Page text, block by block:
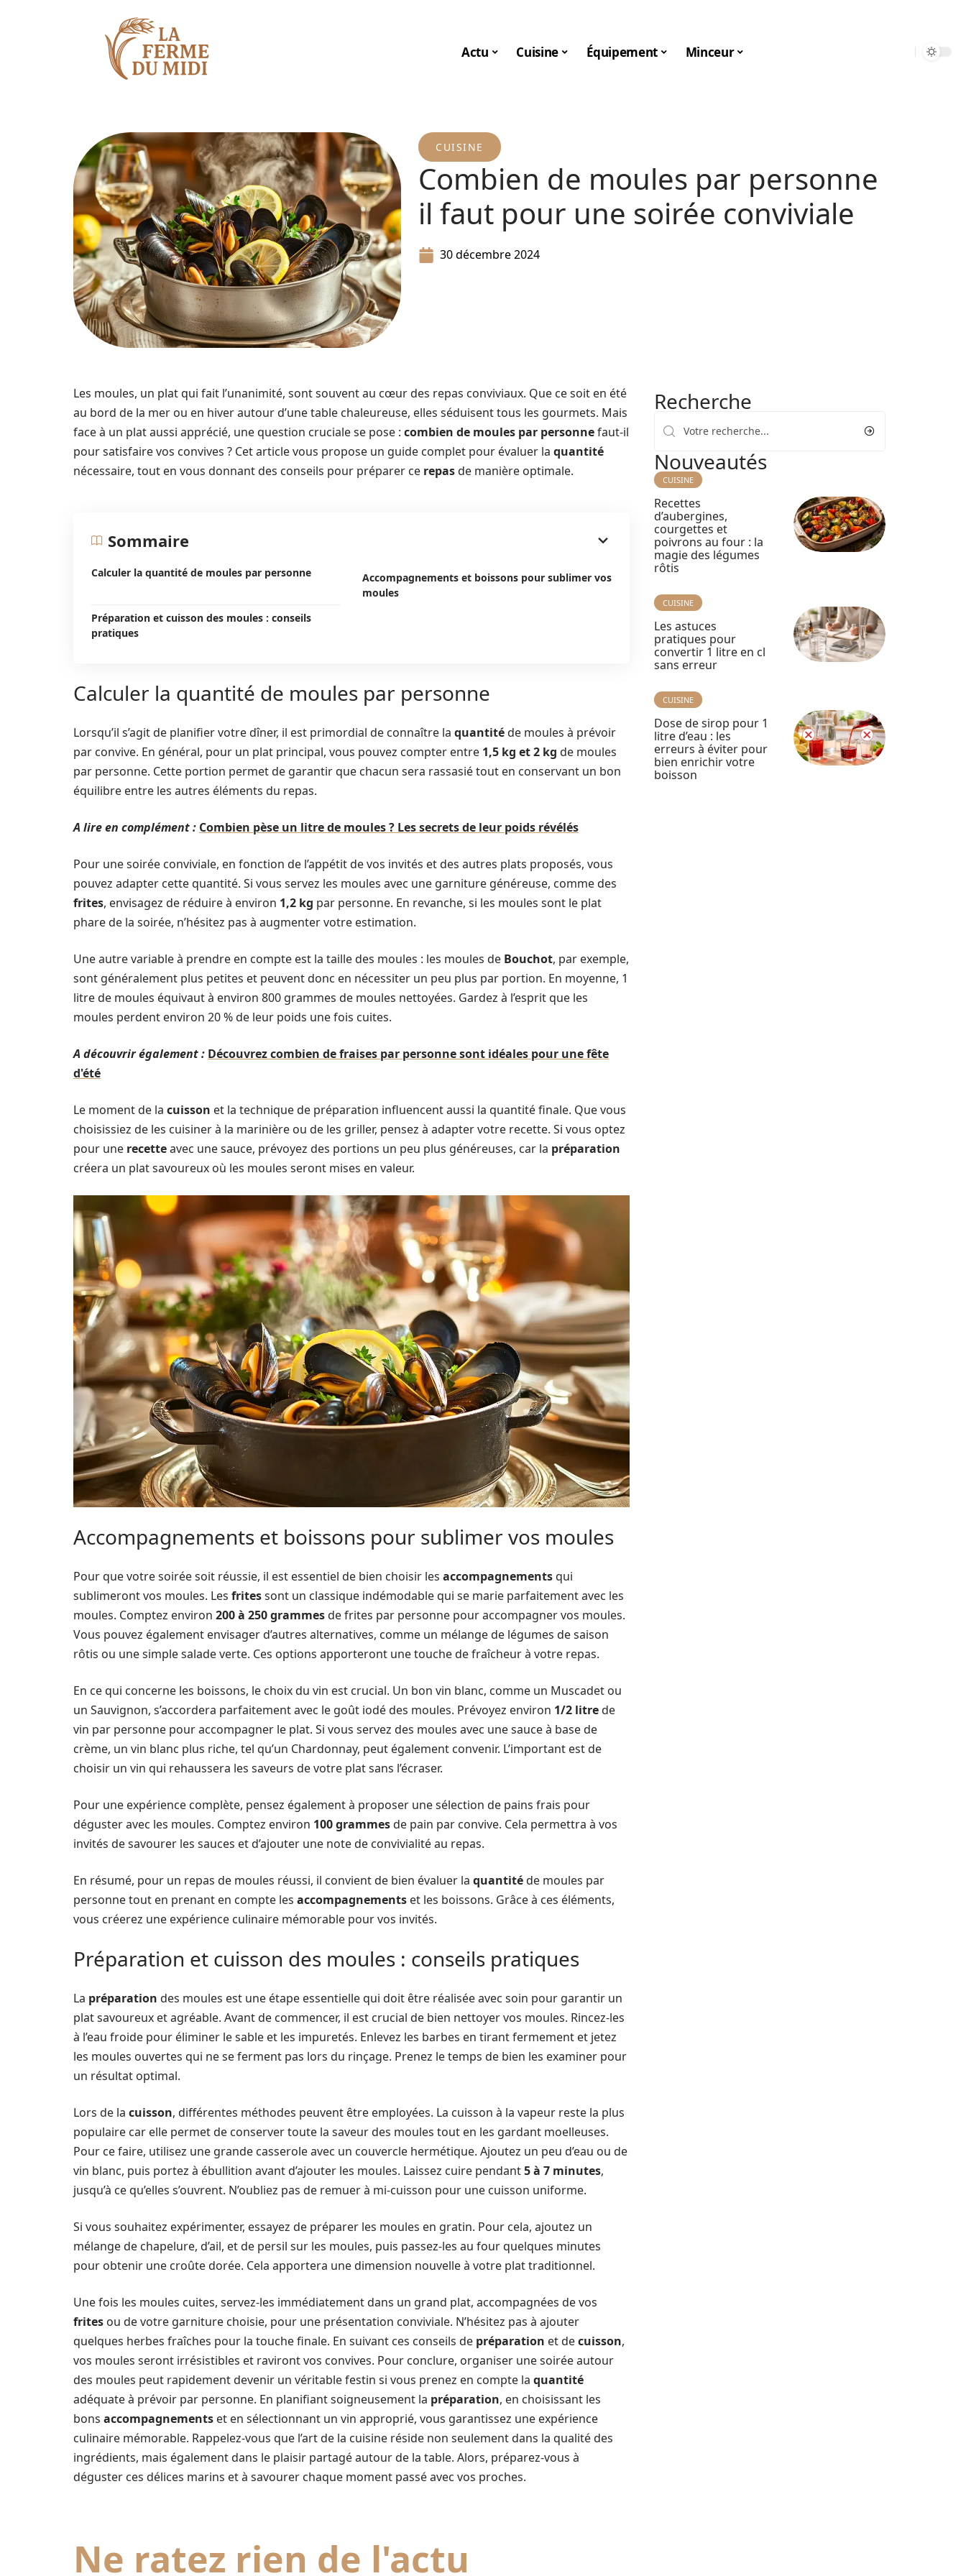
Actu Cuisine Équipement Minceur
CUISINE
Combien de moules par personne
il faut pour une soirée conviviale
30 décembre 2024
Les moules, un plat qui fait l’unanimité, sont souvent au cœur des repas conviviaux. Que ce soit en été
au bord de la mer ou en hiver autour d’une table chaleureuse, elles séduisent tous les gourmets. Mais
face à un plat aussi apprécié, une question cruciale se pose : combien de moules par personnefaut-il
pour satisfaire vos convives ? Cet article vous propose un guide complet pour évaluer la quantité
nécessaire, tout en vous donnant des conseils pour préparer ce repasde manière optimale.
Sommaire
Calculer la quantité de moules par personne
Accompagnements et boissons pour sublimer vos
moules
Préparation et cuisson des moules : conseils
pratiques
Calculer la quantité de moules par personne
Lorsqu’il s’agit de planifier votre dîner, il est primordial de connaître la quantitéde moules à prévoir
par convive. En général, pour un plat principal, vous pouvez compter entre 1,5 kg et 2 kg de moules
par personne. Cette portion permet de garantir que chacun sera rassasié tout en conservant un bon
équilibre entre les autres éléments du repas.
A lire en complément : Combien pèse un litre de moules ? Les secrets de leur poids révélés
Pour une soirée conviviale, en fonction de l’appétit de vos invités et des autres plats proposés, vous
pouvez adapter cette quantité. Si vous servez les moules avec une garniture généreuse, comme des
frites, envisagez de réduire à environ 1,2 kg par personne. En revanche, si les moules sont le plat
phare de la soirée, n’hésitez pas à augmenter votre estimation.
Une autre variable à prendre en compte est la taille des moules : les moules de Bouchot, par exemple,
sont généralement plus petites et peuvent donc en nécessiter un peu plus par portion. En moyenne, 1
litre de moules équivaut à environ 800 grammes de moules nettoyées. Gardez à l’esprit que les
moules perdent environ 20 % de leur poids une fois cuites.
A découvrir également : Découvrez combien de fraises par personne sont idéales pour une fête
d'été
Le moment de la cuisson et la technique de préparation influencent aussi la quantité finale. Que vous
choisissiez de les cuisiner à la marinière ou de les griller, pensez à adapter votre recette. Si vous optez
pour une recetteavec une sauce, prévoyez des portions un peu plus généreuses, car la préparation
créera un plat savoureux où les moules seront mises en valeur.
Accompagnements et boissons pour sublimer vos moules
Pour que votre soirée soit réussie, il est essentiel de bien choisir les accompagnementsqui
sublimeront vos moules. Les fritessont un classique indémodable qui se marie parfaitement avec les
moules. Comptez environ 200 à 250 grammesde frites par personne pour accompagner vos moules.
Vous pouvez également envisager d’autres alternatives, comme un mélange de légumes de saison
rôtis ou une simple salade verte. Ces options apporteront une touche de fraîcheur à votre repas.
En ce qui concerne les boissons, le choix du vin est crucial. Un bon vin blanc, comme un Muscadet ou
un Sauvignon, s’accordera parfaitement avec le goût iodé des moules. Prévoyez environ 1/2 litrede
vin par personne pour accompagner le plat. Si vous servez des moules avec une sauce à base de
crème, un vin blanc plus riche, tel qu’un Chardonnay, peut également convenir. L’important est de
choisir un vin qui rehaussera les saveurs de votre plat sans l’écraser.
Pour une expérience complète, pensez également à proposer une sélection de pains frais pour
déguster avec les moules. Comptez environ 100 grammesde pain par convive. Cela permettra à vos
invités de savourer les sauces et d’ajouter une note de convivialité au repas.
En résumé, pour un repas de moules réussi, il convient de bien évaluer la quantitéde moules par
personne tout en prenant en compte les accompagnements et les boissons. Grâce à ces éléments,
vous créerez une expérience culinaire mémorable pour vos invités.
Préparation et cuisson des moules : conseils pratiques
La préparation des moules est une étape essentielle qui doit être réalisée avec soin pour garantir un
plat savoureux et agréable. Avant de commencer, il est crucial de bien nettoyer vos moules. Rincez-les
à l’eau froide pour éliminer le sable et les impuretés. Enlevez les barbes en tirant fermement et jetez
les moules ouvertes qui ne se ferment pas lors du rinçage. Prenez le temps de bien les examiner pour
un résultat optimal.
Lors de la cuisson, différentes méthodes peuvent être employées. La cuisson à la vapeur reste la plus
populaire car elle permet de conserver toute la saveur des moules tout en les gardant moelleuses.
Pour ce faire, utilisez une grande casserole avec un couvercle hermétique. Ajoutez un peu d’eau ou de
vin blanc, puis portez à ébullition avant d’ajouter les moules. Laissez cuire pendant5 à 7 minutes,
jusqu’à ce qu’elles s’ouvrent. N’oubliez pas de remuer à mi-cuisson pour une cuisson uniforme.
Si vous souhaitez expérimenter, essayez de préparer les moules en gratin. Pour cela, ajoutez un
mélange de chapelure, d’ail, et de persil sur les moules, puis passez-les au four quelques minutes
pour obtenir une croûte dorée. Cela apportera une dimension nouvelle à votre plat traditionnel.
Une fois les moules cuites, servez-les immédiatement dans un grand plat, accompagnées de vos
frites ou de votre garniture choisie, pour une présentation conviviale. N’hésitez pas à ajouter
quelques herbes fraîches pour la touche finale. En suivant ces conseils de préparation et decuisson,
vos moules seront irrésistibles et raviront vos convives. Pour conclure, organiser une soirée autour
des moules peut rapidement devenir un véritable festin si vous prenez en compte la quantité
adéquate à prévoir par personne. En planifiant soigneusement la préparation, en choisissant les
bons accompagnements et en sélectionnant un vin approprié, vous garantissez une expérience
culinaire mémorable. Rappelez-vous que l’art de la cuisine réside non seulement dans la qualité des
ingrédients, mais également dans le plaisir partagé autour de la table. Alors, préparez-vous à
déguster ces délices marins et à savourer chaque moment passé avec vos proches.
Ne ratez rien de l'actu
Recherche
Nouveautés
CUISINE
Recettes
d’aubergines,
courgettes et
poivrons au four : la
magie des légumes
rôtis
CUISINE
Les astuces
pratiques pour
convertir 1 litre en cl
sans erreur
CUISINE
Dose de sirop pour 1
litre d’eau : les
erreurs à éviter pour
bien enrichir votre
boisson